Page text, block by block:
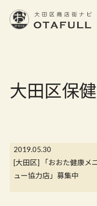
大田区保
2019.05.30
[大田区] 「おおた健康メ
ュー協力店」募集中